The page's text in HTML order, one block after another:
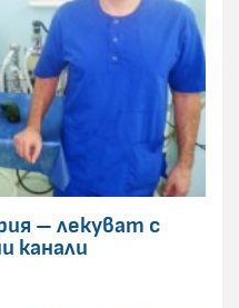
– лекуват с
канали